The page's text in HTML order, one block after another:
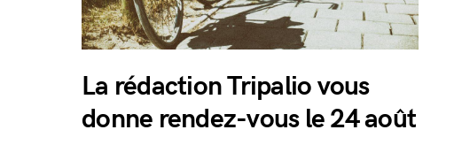
La rédaction Tripalio vous
donne rendez-vous le 24 août